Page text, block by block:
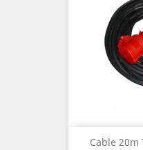
Cable 20m